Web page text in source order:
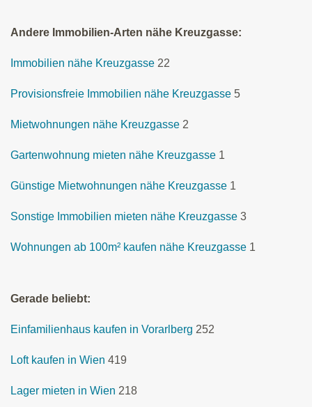
Andere Immobilien-Arten nähe Kreuzgasse:
Immobilien nähe Kreuzgasse 22
Provisionsfreie Immobilien nähe Kreuzgasse 5
Mietwohnungen nähe Kreuzgasse 2
Gartenwohnung mieten nähe Kreuzgasse 1
Günstige Mietwohnungen nähe Kreuzgasse 1
Sonstige Immobilien mieten nähe Kreuzgasse 3
Wohnungen ab 100m² kaufen nähe Kreuzgasse 1
Gerade beliebt:
Einfamilienhaus kaufen in Vorarlberg 252
Loft kaufen in Wien 419
Lager mieten in Wien 218